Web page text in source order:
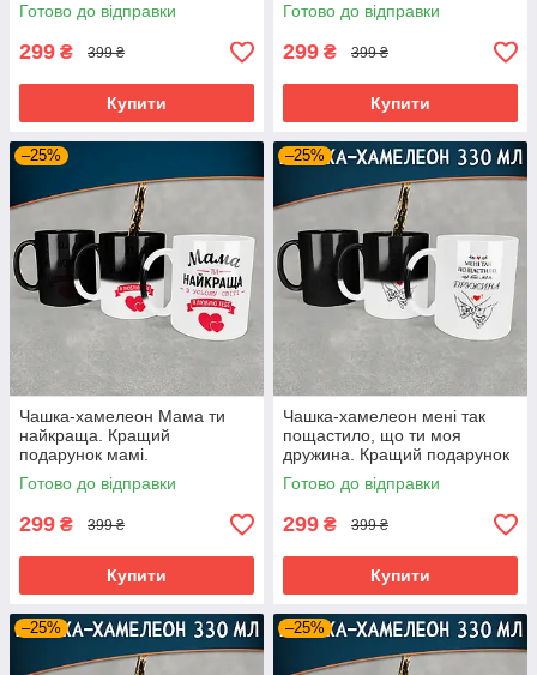
Готово до відправки
299 ₴ 399 ₴
Купити
Готово до відправки
299 ₴ 399 ₴
Купити
–25%
Чашка-хамелеон Мама ти
найкраща. Кращий
подарунок мамі.
Готово до відправки
299 ₴ 399 ₴
Купити
–25%
Чашка-хамелеон мені так
пощастило, що ти моя
дружина. Кращий подарунок
жінці.
Готово до відправки
299 ₴ 399 ₴
Купити
–25% –25%